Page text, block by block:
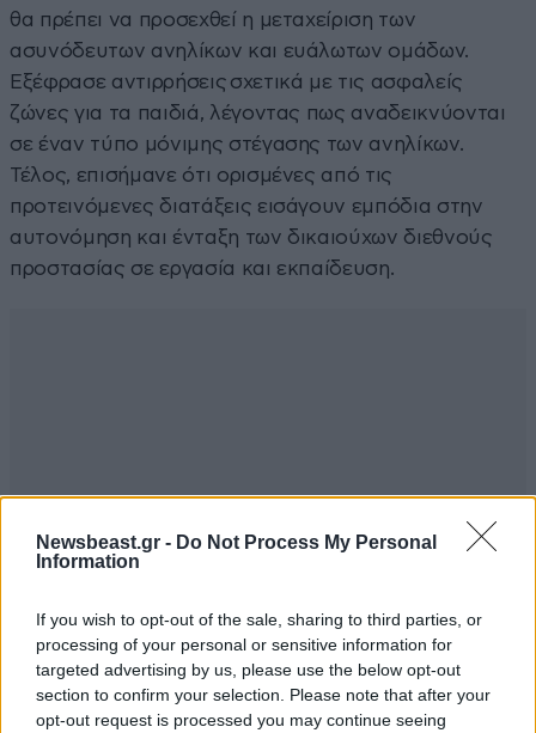
Newsbeast.gr - Do Not Process My Personal
Information
If you wish to opt-out of the sale, sharing to third parties, or
processing of your personal or sensitive information for
targeted advertising by us, please use the below opt-out
section to confirm your selection. Please note that after your
opt-out request is processed you may continue seeing
θα πρέπει να προσεχθεί η μεταχείριση των
ασυνόδευτων ανηλίκων και ευάλωτων ομάδων.
Εξέφρασε αντιρρήσεις σχετικά με τις ασφαλείς
ζώνες για τα παιδιά, λέγοντας πως αναδεικνύονται
σε έναν τύπο μόνιμης στέγασης των ανηλίκων.
Τέλος, επισήμανε ότι ορισμένες από τις
προτεινόμενες διατάξεις εισάγουν εμπόδια στην
αυτονόμηση και ένταξη των δικαιούχων διεθνούς
προστασίας σε εργασία και εκπαίδευση.